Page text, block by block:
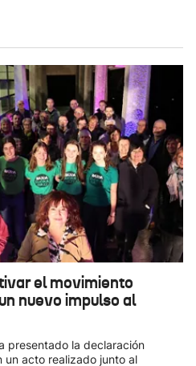
el movimiento
nuevo impulso al
presentado la declaración
un acto realizado junto al